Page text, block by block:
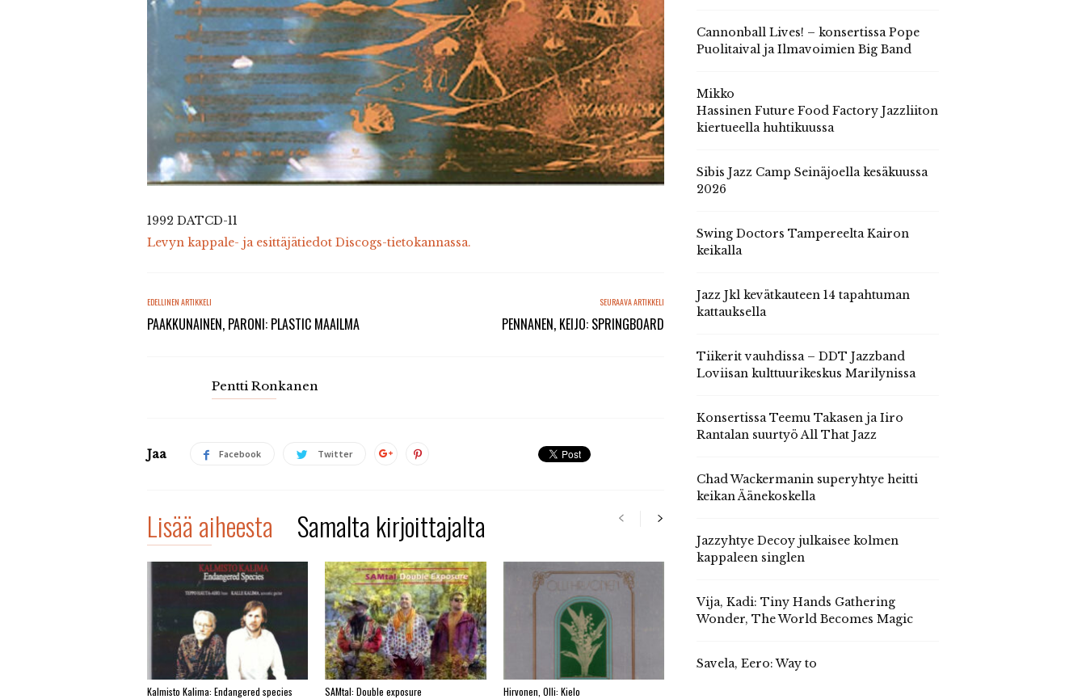
1992 DATCD-11
Levyn kappale- ja esittäjätiedot Discogs-tietokannassa.
EDELLINEN ARTIKKELI
PAAKKUNAINEN, PARONI: PLASTIC MAAILMA
SEURAAVA ARTIKKELI
PENNANEN, KEIJO: SPRINGBOARD
Pentti Ronkanen
Jaa Facebook Twitter
Lisää aiheesta Samalta kirjoittajalta
Kalmisto Kalima: Endangered species SAMtal: Double exposure Hirvonen, Olli: Kielo
Cannonball Lives! – konsertissa Pope
Puolitaival ja Ilmavoimien Big Band
Mikko
Hassinen Future Food Factory Jazzliiton
kiertueella huhtikuussa
Sibis Jazz Camp Seinäjoella kesäkuussa
2026
Swing Doctors Tampereelta Kairon
keikalla
Jazz Jkl kevätkauteen 14 tapahtuman
kattauksella
Tiikerit vauhdissa – DDT Jazzband
Loviisan kulttuurikeskus Marilynissa
Konsertissa Teemu Takasen ja Iiro
Rantalan suurtyö All That Jazz
Chad Wackermanin superyhtye heitti
keikan Äänekoskella
Jazzyhtye Decoy julkaisee kolmen
kappaleen singlen
Vija, Kadi: Tiny Hands Gathering
Wonder, The World Becomes Magic
Savela, Eero: Way to